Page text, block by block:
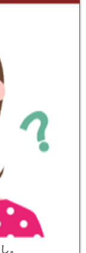
。